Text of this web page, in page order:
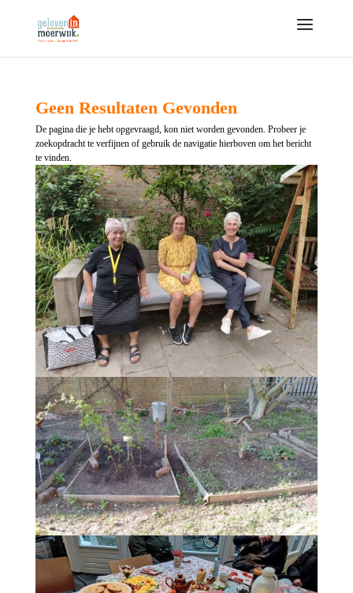
Geen Resultaten Gevonden
De pagina die je hebt opgevraagd, kon niet worden gevonden. Probeer je
zoekopdracht te verfijnen of gebruik de navigatie hierboven om het bericht
te vinden.